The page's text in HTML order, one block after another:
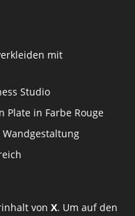
mit
Studio
Plate in Farbe Rouge
Wandgestaltung
vonX. Um auf den